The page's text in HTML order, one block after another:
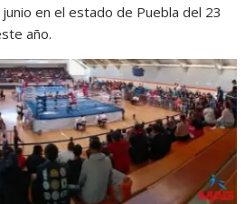
en el estado de Puebla del 23
año.